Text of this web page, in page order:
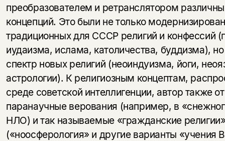
преобразователем и ретранслятором
концепций. Это были не только
традиционных для CCCP религий и конфессий
иудаизма, ислама, католичества, буддизма),
спектр новых религий (неоиндуизма, йоги,
астрологии). К религиозным концептам,
среде советской интеллигенции, автор также
паранаучные верования (например, в
НЛО) и так называемые «гражданские
(«ноосферология» и другие варианты «учения